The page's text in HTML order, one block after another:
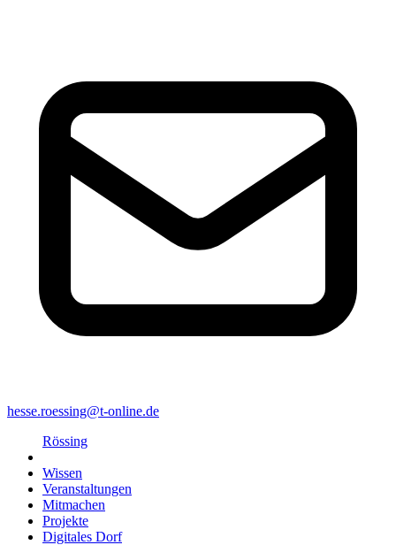
hesse.roessing@t-online.de
Rössing
Wissen
Veranstaltungen
Mitmachen
Projekte
Digitales Dorf